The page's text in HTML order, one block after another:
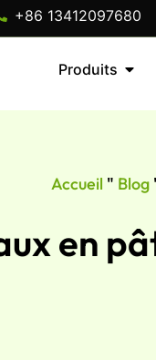
+86 13412097680
Produits
Accueil " Blog
en